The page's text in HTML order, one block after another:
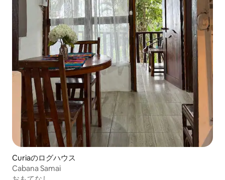
Curiaのログハウス
Cabana Samai